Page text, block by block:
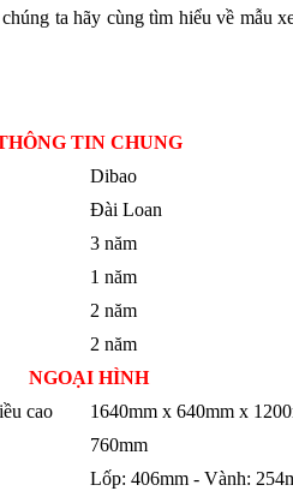
ta hãy cùng tìm hiểu về mẫu
TIN CHUNG
Dibao
Đài Loan
3 năm
1 năm
2 năm
2 năm
NGOẠI HÌNH
cao
1640mm x 640mm x
760mm
Lốp: 406mm - Vành: